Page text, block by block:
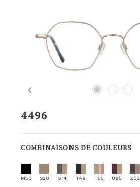
Previous
4496
COMBINAISONS DE COULEURS
M50 S28 S74 T49 T55 U95 Z02